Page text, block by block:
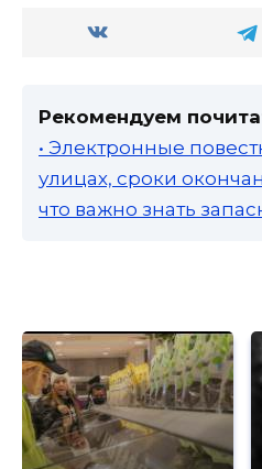
Рекомендуем
• Электронные
улицах, сроки
что важно знать